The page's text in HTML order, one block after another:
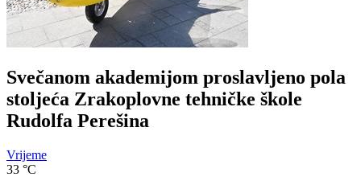
Svečanom akademijom proslavljeno pola
stoljeća Zrakoplovne tehničke škole
Rudolfa Perešina
Vrijeme
33 °C